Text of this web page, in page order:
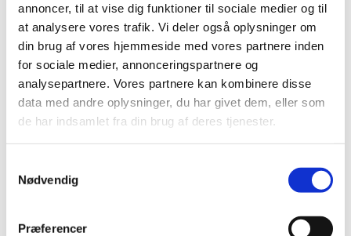
annoncer, til at vise dig funktioner til sociale medier og til
at analysere vores trafik. Vi deler også oplysninger om
din brug af vores hjemmeside med vores partnere inden
for sociale medier, annonceringspartnere og
analysepartnere. Vores partnere kan kombinere disse
data med andre oplysninger, du har givet dem, eller som
de har indsamlet fra din brug af deres tjenester.
Nødvendig
Præferencer